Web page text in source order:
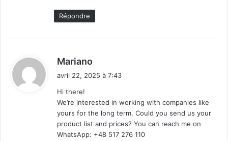
Répondre
Mariano
:
avril 22, 2025 à 7:43
Hi there!
We’re interested in working with companies like
yours for the long term. Could you send us your
product list and prices? You can reach me on
WhatsApp: +48 517 276 110